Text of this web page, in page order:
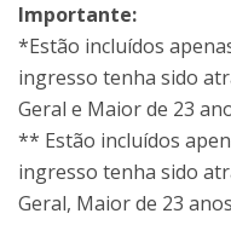
Importante:
*Estão incluídos
ingresso tenha sido
Geral e Maior de 23
** Estão incluídos
ingresso tenha sido
Geral, Maior de 23